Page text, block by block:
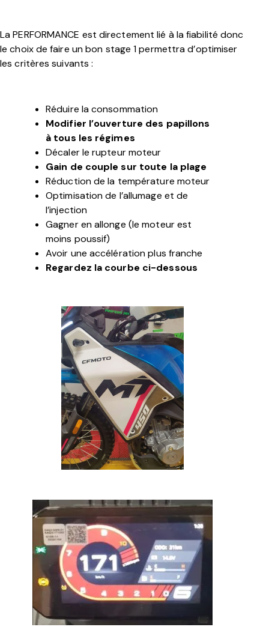
La PERFORMANCE est directement lié à la fiabilité donc
le choix de faire un bon stage 1 permettra d’optimiser
les critères suivants :
Réduire la consommation
Modifier l’ouverture des papillons
à tous les régimes
Décaler le rupteur moteur
Gain de couple sur toute la plage
Réduction de la température moteur
Optimisation de l’allumage et de
l’injection
Gagner en allonge (le moteur est
moins poussif)
Avoir une accélération plus franche
Regardez la courbe ci-dessous